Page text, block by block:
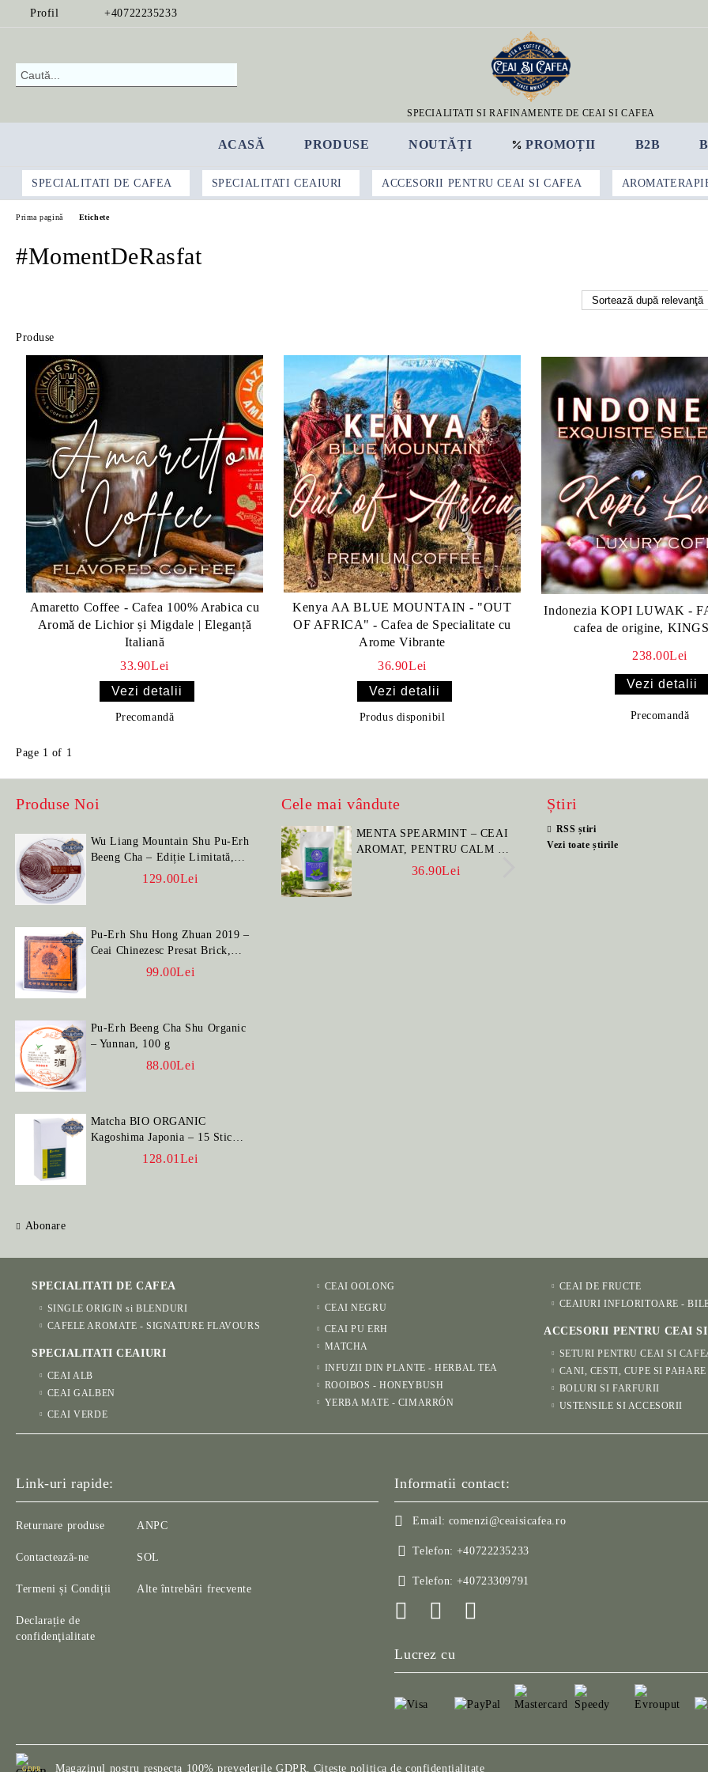
Profil +40722235233
SPECIALITATI SI RAFINAMENTE DE CEAI SI CAFEA
ACASĂ PRODUSE NOUTĂȚI PROMOȚII B2B
SPECIALITATI DE CAFEA SPECIALITATI CEAIURI ACCESORII PENTRU CEAI SI CAFEA
Prima pagină Etichete
#MomentDeRasfat
Produse
Amaretto Coffee - Cafea 100% Arabica cu
Aromă de Lichior și Migdale | Eleganță
Italiană
33.90Lei
Vezi detalii
Precomandă
Kenya AA BLUE MOUNTAIN - "OUT
OF AFRICA" - Cafea de Specialitate cu
Arome Vibrante
36.90Lei
Vezi detalii
Produs disponibil
Indonezia KOPI LUWAK -
cafea de origine,
238.00Lei
Vezi detalii
Precomandă
Page 1 of 1
Produse Noi
Wu Liang Mountain Shu Pu-Erh
Beeng Cha – Ediție Limitată,
129.00Lei
Pu-Erh Shu Hong Zhuan 2019 –
Ceai Chinezesc Presat Brick,
99.00Lei
Pu-Erh Beeng Cha Shu Organic
– Yunnan, 100 g
88.00Lei
Matcha BIO ORGANIC
Kagoshima Japonia – 15 Stick-
128.01Lei
Abonare
Cele mai vândute
MENTA SPEARMINT – CEAI
AROMAT, PENTRU CALM ȘI
BENEFIC PENTRU
36.90Lei
SET PORTELAN
PENTRU CEAI
Știri
RSS știri
Vezi toate știrile
SPECIALITATI DE CAFEA
SINGLE ORIGIN si BLENDURI
CAFELE AROMATE - SIGNATURE FLAVOURS
SPECIALITATI CEAIURI
CEAI ALB
CEAI GALBEN
CEAI VERDE
CEAI OOLONG
CEAI NEGRU
CEAI PU ERH
MATCHA
INFUZII DIN PLANTE - HERBAL TEA
ROOIBOS - HONEYBUSH
YERBA MATE - CIMARRÓN
CEAI DE FRUCTE
CEAIURI INFLORITOARE -
ACCESORII PENTRU CEAI
SETURI PENTRU CEAI SI
CANI, CESTI, CUPE SI PAHARE
BOLURI SI FARFURII
USTENSILE SI ACCESORII
Link-uri rapide:
Returnare produse
Contactează-ne
Termeni și Condiții
Declarație de
confidenţialitate
ANPC
SOL
Alte întrebări frecvente
Informatii contact:
Email: comenzi@ceaisicafea.ro
Telefon: +40722235233
Telefon: +40723309791
Lucrez cu
GDPR Magazinul nostru respecta 100% prevederile GDPR. Citeste politica de confidentialitate